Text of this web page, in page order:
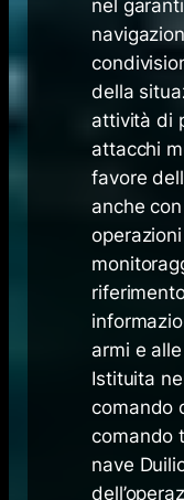
nel
della
attività di
attacchi
favore
anche
armi e
Istituita
comando
comando
nave